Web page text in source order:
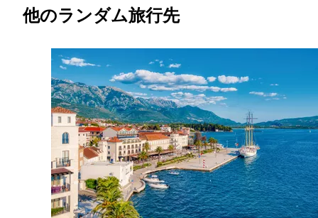
他のランダム旅行先